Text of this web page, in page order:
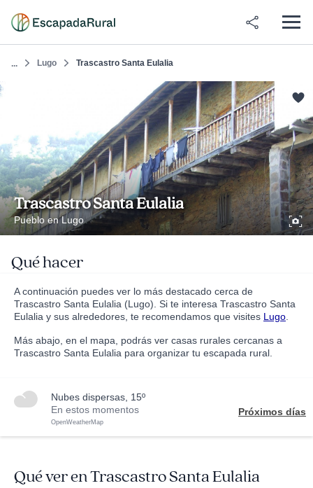
... Lugo Trascastro Santa Eulalia
Trascastro Santa Eulalia
Pueblo en Lugo
Qué hacer
A continuación puedes ver lo más destacado cerca de
Trascastro Santa Eulalia (Lugo). Si te interesa Trascastro Santa
Eulalia y sus alrededores, te recomendamos que visites Lugo
Más abajo, en el mapa, podrás ver casas rurales cercanas a
Trascastro Santa Eulalia para organizar tu escapada rural.
nubes dispersas, 15º
En estos momentos
OpenWeatherMap
Próximos días
Qué ver en Trascastro Santa Eulalia